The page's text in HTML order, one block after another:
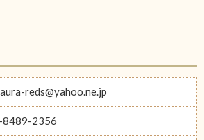
reds@yahoo.ne.jp
8489-2356